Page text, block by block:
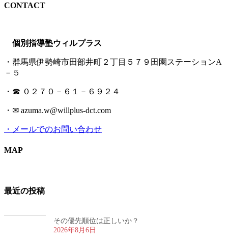
CONTACT
個別指導塾ウィルプラス
・群馬県伊勢崎市田部井町２丁目５７９田園ステーションA
－５
・☎ ０２７０－６１－６９２４
・✉ azuma.w@willplus-dct.com
・メールでのお問い合わせ
MAP
最近の投稿
その優先順位は正しいか？
2026年8月6日